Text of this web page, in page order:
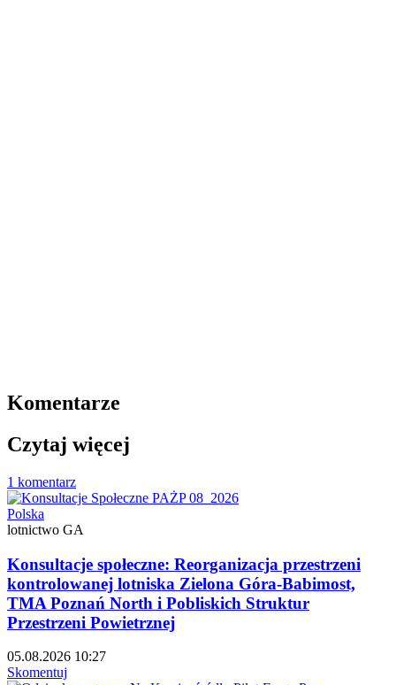
Komentarze
Czytaj więcej
1 komentarz
Polska
lotnictwo GA
Konsultacje społeczne: Reorganizacja przestrzeni
kontrolowanej lotniska Zielona Góra-Babimost,
TMA Poznań North i Pobliskich Struktur
Przestrzeni Powietrznej
05.08.2026 10:27
Skomentuj